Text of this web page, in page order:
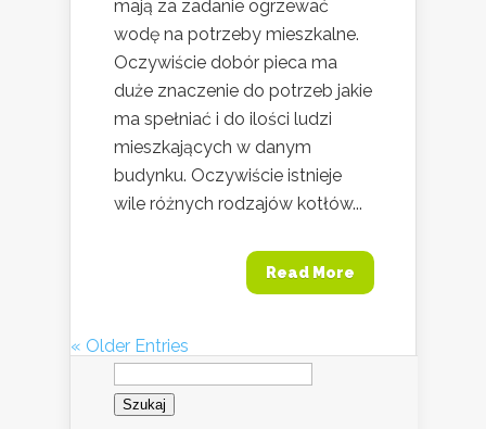
mają za zadanie ogrzewać
wodę na potrzeby mieszkalne.
Oczywiście dobór pieca ma
duże znaczenie do potrzeb jakie
ma spełniać i do ilości ludzi
mieszkających w danym
budynku. Oczywiście istnieje
wile różnych rodzajów kotłów...
Read More
« Older Entries
Szukaj: